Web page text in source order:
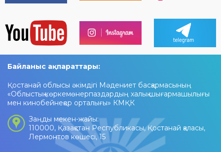
Байланыс ақпараттары:
Қостанай облысы әкімдігі Мәдениет басқармасының
«Облыстық көркемөнерпаздардың халық шығармашылығы
мен кинобейнеқор орталығы» КМҚК
Заңды мекен-жайы:
110000, Қазақстан Республикасы, Қостанай қаласы,
Лермонтов көшесі, 15